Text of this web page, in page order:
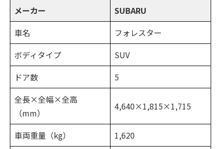
メーカー
SUBARU
車名
フォレスター
ボディタイプ
SUV
ドア数
5
全長×全幅×全高
（mm）
4,640×1,815×1,715
車両重量（kg）
1,620